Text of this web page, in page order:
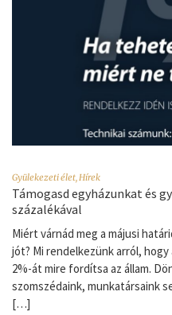
Gyülekezeti élet Hírek
Támogasd egyházunkat és
százalékával
Miért várnád meg a májusi
jót? Mi rendelkezünk arról,
2%-át mire fordítsa az állam.
szomszédaink, munkatársaink
[…]